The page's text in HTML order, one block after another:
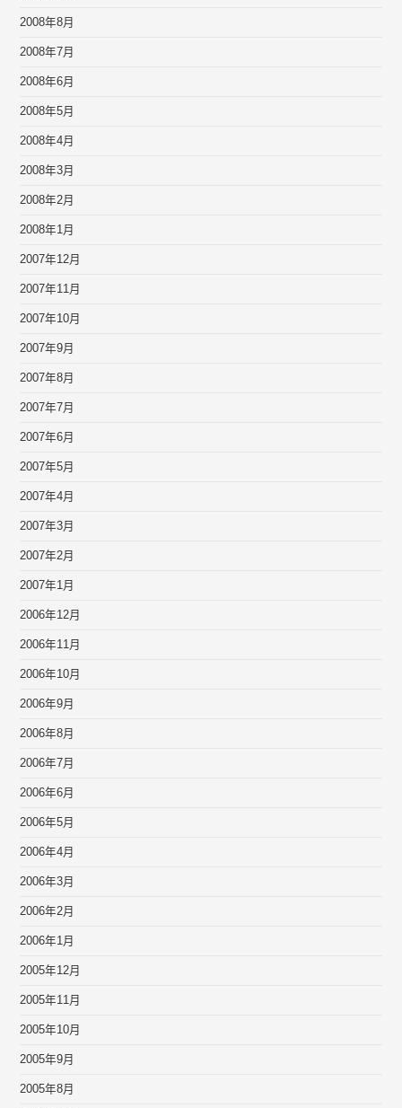
2008年8月
2008年7月
2008年6月
2008年5月
2008年4月
2008年3月
2008年2月
2008年1月
2007年12月
2007年11月
2007年10月
2007年9月
2007年8月
2007年7月
2007年6月
2007年5月
2007年4月
2007年3月
2007年2月
2007年1月
2006年12月
2006年11月
2006年10月
2006年9月
2006年8月
2006年7月
2006年6月
2006年5月
2006年4月
2006年3月
2006年2月
2006年1月
2005年12月
2005年11月
2005年10月
2005年9月
2005年8月